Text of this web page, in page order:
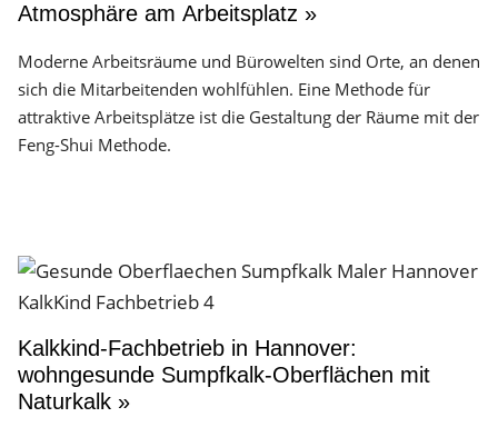
Atmosphäre am Arbeitsplatz »
Moderne Arbeitsräume und Bürowelten sind Orte, an denen
sich die Mitarbeitenden wohlfühlen. Eine Methode für
attraktive Arbeitsplätze ist die Gestaltung der Räume mit der
Feng-Shui Methode.
Kalkkind-Fachbetrieb in Hannover:
wohngesunde Sumpfkalk-Oberflächen mit
Naturkalk »